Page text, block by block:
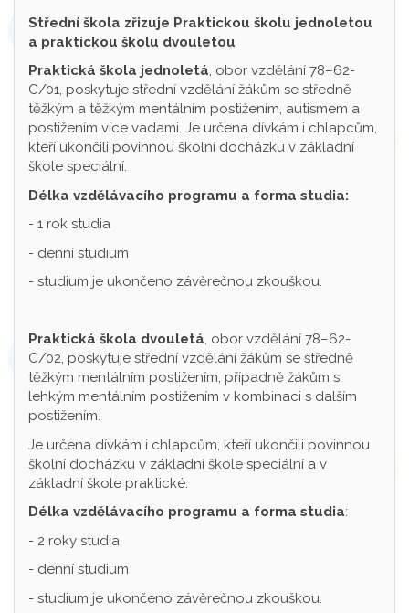
Střední škola zřizuje Praktickou školu jednoletou
a praktickou školu dvouletou
Praktická škola jednoletá, obor vzdělání 78–62-
C/01, poskytuje střední vzdělání žákům se středně
těžkým a těžkým mentálním postižením, autismem a
postižením více vadami. Je určena dívkám i chlapcům,
kteří ukončili povinnou školní docházku v základní
škole speciální.
Délka vzdělávacího programu a forma studia:
- 1 rok studia
- denní studium
- studium je ukončeno závěrečnou zkouškou.
Praktická škola dvouletá, obor vzdělání 78–62-
C/02, poskytuje střední vzdělání žákům se středně
těžkým mentálním postižením, případně žákům s
lehkým mentálním postižením v kombinaci s dalším
postižením.
Je určena dívkám i chlapcům, kteří ukončili povinnou
školní docházku v základní škole speciální a v
základní škole praktické.
Délka vzdělávacího programu a forma studia:
- 2 roky studia
- denní studium
- studium je ukončeno závěrečnou zkouškou.